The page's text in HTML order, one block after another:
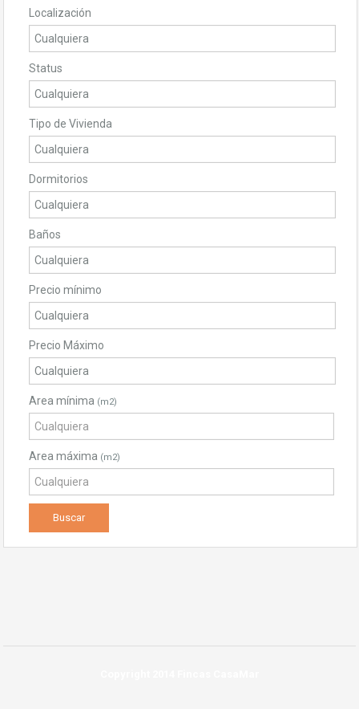
Localización
Status
Tipo de Vivienda
Dormitorios
Baños
Precio mínimo
Precio Máximo
Area mínima (m2)
Area máxima (m2)